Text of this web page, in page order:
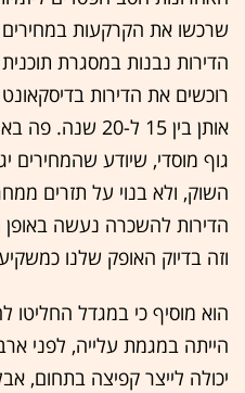
שרכשו את הקרקעות במחירים
הדירות נבנות במסגרת
רוכשים את הדירות
אותן בין 15 ל-
גוף מוסדי, שיודע שהמחירים
השוק, ולא בנוי על תזרים
וזה בדיוק האופק שלנו
הוא מוסיף כי במגדל החליטו
הייתה במגמת עלייה, לפני
יכולה לייצר קפיצה בתחום,